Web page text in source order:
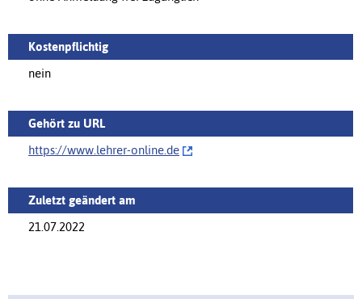
Kostenpflichtig
nein
Gehört zu URL
https://‌www.lehrer-online.de
Zuletzt geändert am
21.07.2022